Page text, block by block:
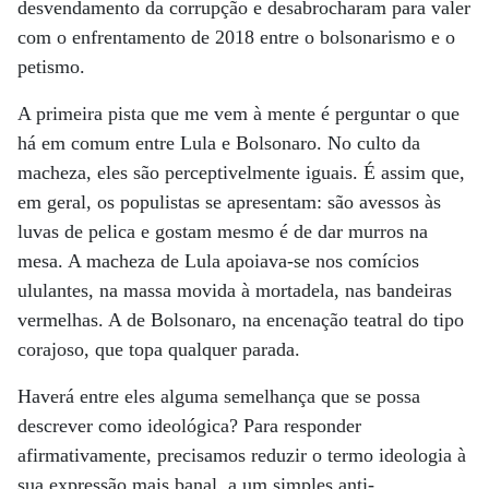
desvendamento da corrupção e desabrocharam para valer
com o enfrentamento de 2018 entre o bolsonarismo e o
petismo.
A primeira pista que me vem à mente é perguntar o que
há em comum entre Lula e Bolsonaro. No culto da
macheza, eles são perceptivelmente iguais. É assim que,
em geral, os populistas se apresentam: são avessos às
luvas de pelica e gostam mesmo é de dar murros na
mesa. A macheza de Lula apoiava-se nos comícios
ululantes, na massa movida à mortadela, nas bandeiras
vermelhas. A de Bolsonaro, na encenação teatral do tipo
corajoso, que topa qualquer parada.
Haverá entre eles alguma semelhança que se possa
descrever como ideológica? Para responder
afirmativamente, precisamos reduzir o termo ideologia à
sua expressão mais banal, a um simples anti-